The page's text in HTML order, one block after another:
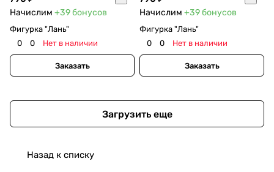
Начислим +39бонусов
Фигурка "Лань"
0
0 Нет в наличии
Заказать
Начислим +39бонусов
Фигурка "Лань"
0
0 Нет в наличии
Заказать
Загрузить еще
Назад к списку